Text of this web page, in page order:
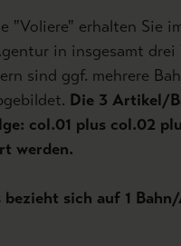
"Voliere" erhalten Sie
in insgesamt drei
sind ggf. mehrere
Die 3 Artikel/
col.01 plus col.02
werden.
bezieht sich auf 1